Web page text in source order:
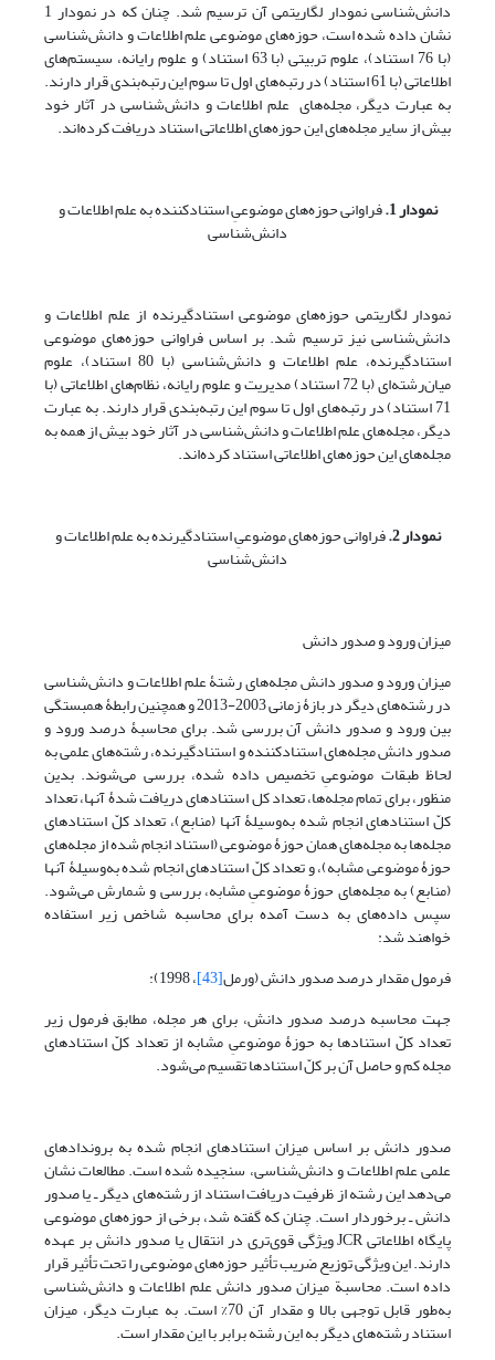
دانش‌شناسی نمودار لگاریتمی آن ترسیم شد. چنان که در نمودار 1
نشان داده شده است، حوزه‌های موضوعی علم اطلاعات و دانش‌شناسی
(با 76 استناد)، علوم تربیتی (با 63 استناد) و علوم رایانه، سیستم‌های
اطلاعاتی (با 61 استناد) در رتبه‌های اول تا سوم این رتبه‌بندی قرار دارند.
به عبارت دیگر، مجله‌های علم اطلاعات و دانش‌شناسی در آثار خود
بیش از سایر مجله‌های این حوزه‌های اطلاعاتی استناد دریافت کرده‌اند.
نمودار 1. فراوانی حوزه‌های موضوعیِ استنادکننده به علم اطلاعات و
دانش‌شناسی
نمودار لگاریتمی حوزه‌های موضوعی استنادگیرنده از علم اطلاعات و
دانش‌شناسی نیز ترسیم شد. بر اساس فراوانی حوزه‌های موضوعی
استنادگیرنده، علم اطلاعات و دانش‌شناسی (با 80 استناد)، علوم
میان‌رشته‌ای (با 72 استناد) مدیریت و علوم رایانه، نظام‌های اطلاعاتی (با
71 استناد) در رتبه‌های اول تا سوم این رتبه‌بندی قرار دارند. به عبارت
دیگر، مجله‌های علم اطلاعات و دانش‌شناسی در آثار خود بیش از همه به
مجله‌های این حوزه‌های اطلاعاتی استناد کرده‌اند.
نمودار 2. فراوانی حوزه‌های موضوعیِ استنادگیرنده به علم اطلاعات و
دانش‌شناسی
میزان ورود و صدور دانش
میزان ورود و صدور دانش مجله‌های رشتۀ علم اطلاعات و دانش‌شناسی
در رشته‌های دیگر در بازۀ زمانی 2003-2013 و همچنین رابطۀ همبستگی
بین ورود و صدور دانش آن بررسی شد. برای محاسبۀ درصد ورود و
صدور دانش مجله‌های استنادکننده و استنادگیرنده، رشته‌های علمی به
لحاظ طبقات موضوعیِ تخصیص داده شده، بررسی می‌شوند. بدین
منظور، برای تمام مجله‌ها، تعداد کل استنادهای دریافت شدۀ آنها، تعداد
کلّ استنادهای انجام شده به‌‌وسیلۀ آنها (منابع)، تعداد کلّ استنادهای
مجله‌ها به مجله‌های همان حوزۀ موضوعی (استناد انجام شده از مجله‌های
حوزۀ موضوعی مشابه)، و تعداد کلّ استنادهای انجام شده به‌‌‌وسیلۀ آنها
(منابع) به مجله‌های حوزۀ موضوعیِ مشابه، بررسی و شمارش می‌شود.
سپس داده‌های به دست آمده برای محاسبه شاخص زیر استفاده
خواهند شد:
فرمول مقدار درصد صدور دانش (ورمل[43]
، 1998):
جهت محاسبه درصد صدور دانش، برای هر مجله، مطابق فرمول زیر
تعداد کلّ استنادها به حوزۀ موضوعیِ مشابه از تعداد کلّ استنادهای
مجله کم و حاصل آن بر کلّ استنادها تقسیم می‌شود.
صدور دانش بر اساس میزان استنادهای انجام شده به بروندادهای
علمی علم اطلاعات و دانش‌شناسی، سنجیده شده است. مطالعات نشان
می‌دهد این رشته از ظرفیت دریافت استناد از رشته‌های دیگر ـ یا صدور
دانش ـ برخوردار است. چنان که گفته شد، برخی از حوزه‌های موضوعی
پایگاه اطلاعاتی JCR ویژگی قوی‌تری در انتقال یا صدور دانش بر عهده
دارند. این ویژگی توزیع ضریب تأثیر حوزه‌های موضوعی را تحت تأثیر قرار
داده است. محاسبة میزان صدور دانش علم اطلاعات و دانش‌شناسی
به‌طور قابل توجهی بالا و مقدار آن 70% است. به عبارت دیگر، میزان
استناد رشته‌های دیگر به این رشته برابر با این مقدار است.